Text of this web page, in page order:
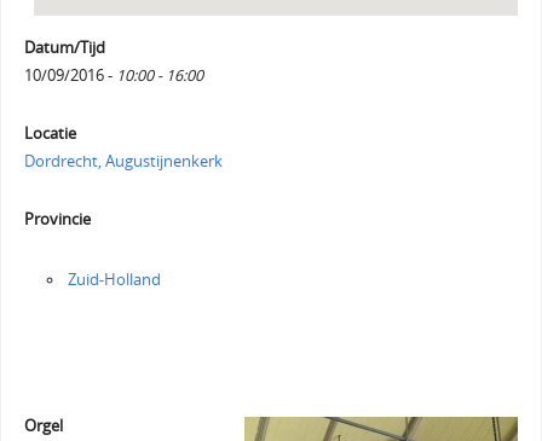
Datum/Tijd
10/09/2016 - 10:00 - 16:00
Locatie
Dordrecht, Augustijnenkerk
Provincie
Zuid-Holland
Orgel